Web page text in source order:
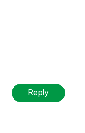
Reply